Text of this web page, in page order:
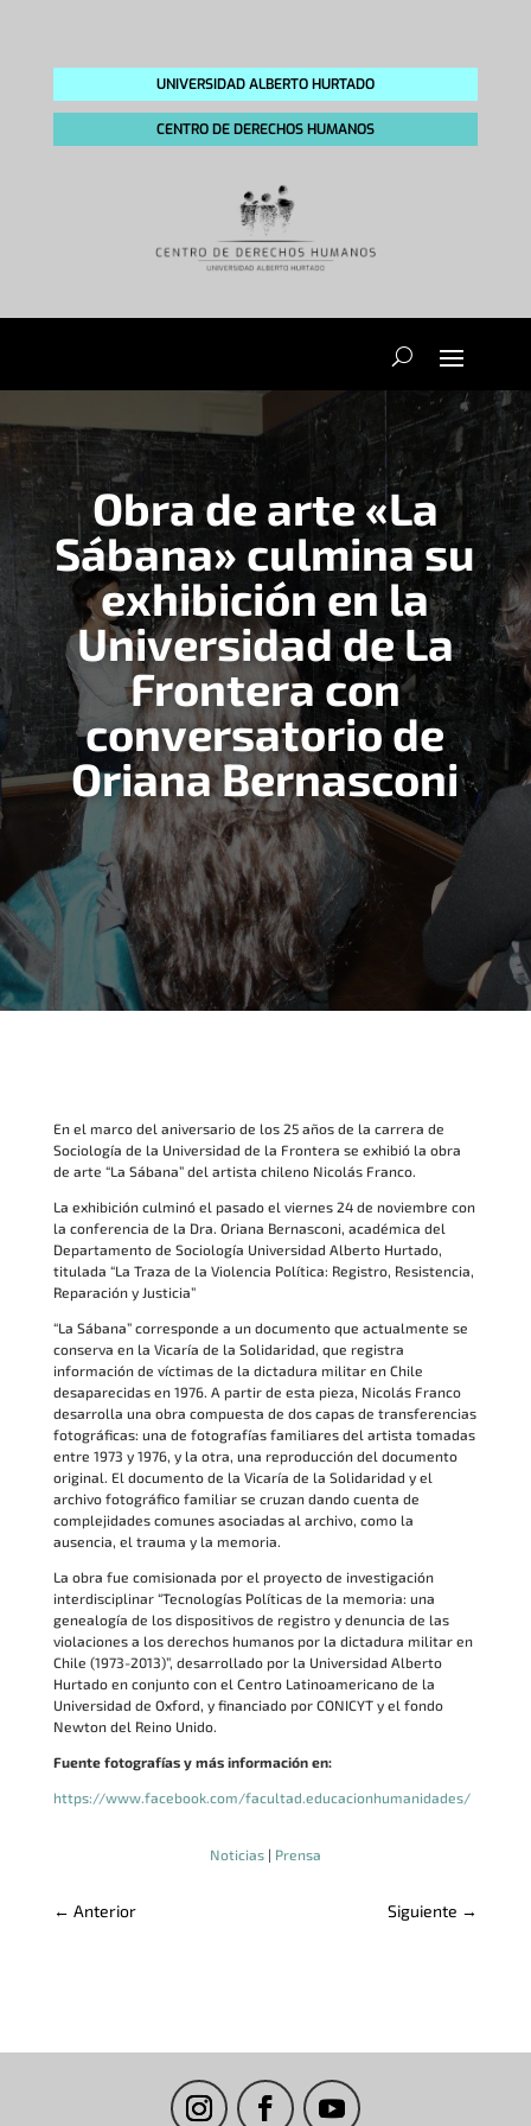
UNIVERSIDAD ALBERTO HURTADO
CENTRO DE DERECHOS HUMANOS
Obra de arte «La
Sábana» culmina su
exhibición en la
Universidad de La
Frontera con
conversatorio de
Oriana Bernasconi
En el marco del aniversario de los 25 años de la carrera de
Sociología de la Universidad de la Frontera se exhibió la obra
de arte “La Sábana” del artista chileno Nicolás Franco.
La exhibición culminó el pasado el viernes 24 de noviembre con
la conferencia de la Dra. Oriana Bernasconi, académica del
Departamento de Sociología Universidad Alberto Hurtado,
titulada “La Traza de la Violencia Política: Registro, Resistencia,
Reparación y Justicia”
“La Sábana” corresponde a un documento que actualmente se
conserva en la Vicaría de la Solidaridad, que registra
información de víctimas de la dictadura militar en Chile
desaparecidas en 1976. A partir de esta pieza, Nicolás Franco
desarrolla una obra compuesta de dos capas de transferencias
fotográficas: una de fotografías familiares del artista tomadas
entre 1973 y 1976, y la otra, una reproducción del documento
original. El documento de la Vicaría de la Solidaridad y el
archivo fotográfico familiar se cruzan dando cuenta de
complejidades comunes asociadas al archivo, como la
ausencia, el trauma y la memoria.
La obra fue comisionada por el proyecto de investigación
interdisciplinar “Tecnologías Políticas de la memoria: una
genealogía de los dispositivos de registro y denuncia de las
violaciones a los derechos humanos por la dictadura militar en
Chile (1973-2013)”, desarrollado por la Universidad Alberto
Hurtado en conjunto con el Centro Latinoamericano de la
Universidad de Oxford, y financiado por CONICYT y el fondo
Newton del Reino Unido.
Fuente fotografías y más información en:
https://www.facebook.com/facultad.educacionhumanidades/
Noticias| Prensa
← Anterior Siguiente →